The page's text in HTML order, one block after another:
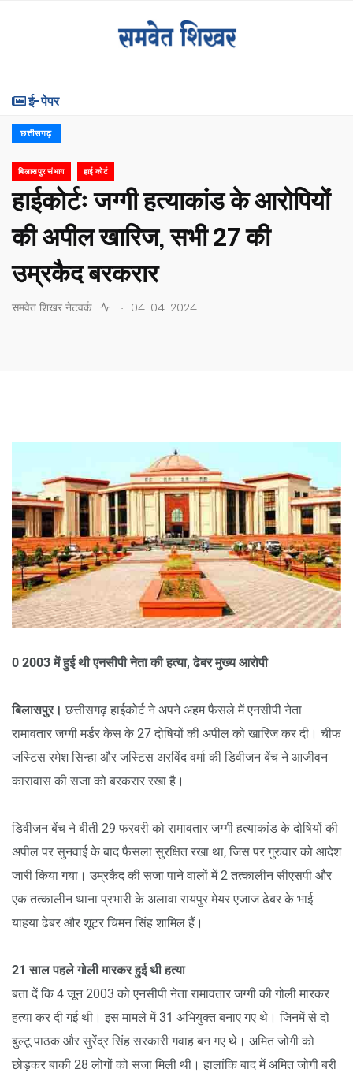
ई-पेपर
छत्तीसगढ़
बिलासपुर संभाग हाई कोर्ट
हाईकोर्टः जग्गी हत्याकांड के आरोपियों
की अपील खारिज, सभी 27 की
उम्रकैद बरकरार
समवेत शिखर नेटवर्क . 04-04-2024
0 2003 में हुई थी एनसीपी नेता की हत्या, ढेबर मुख्य आरोपी
बिलासपुर। छत्तीसगढ़ हाईकोर्ट ने अपने अहम फैसले में एनसीपी नेता
रामावतार जग्गी मर्डर केस के 27 दोषियों की अपील को खारिज कर दी। चीफ
जस्टिस रमेश सिन्हा और जस्टिस अरविंद वर्मा की डिवीजन बेंच ने आजीवन
कारावास की सजा को बरकरार रखा है।
डिवीजन बेंच ने बीती 29 फरवरी को रामावतार जग्गी हत्याकांड के दोषियों की
अपील पर सुनवाई के बाद फैसला सुरक्षित रखा था, जिस पर गुरुवार को आदेश
जारी किया गया। उम्रकैद की सजा पाने वालों में 2 तत्कालीन सीएसपी और
एक तत्कालीन थाना प्रभारी के अलावा रायपुर मेयर एजाज ढेबर के भाई
याहया ढेबर और शूटर चिमन सिंह शामिल हैं।
21 साल पहले गोली मारकर हुई थी हत्या
बता दें कि 4 जून 2003 को एनसीपी नेता रामावतार जग्गी की गोली मारकर
हत्या कर दी गई थी। इस मामले में 31 अभियुक्त बनाए गए थे। जिनमें से दो
बुल्टू पाठक और सुरेंद्र सिंह सरकारी गवाह बन गए थे। अमित जोगी को
छोड़कर बाकी 28 लोगों को सजा मिली थी। हालांकि बाद में अमित जोगी बरी